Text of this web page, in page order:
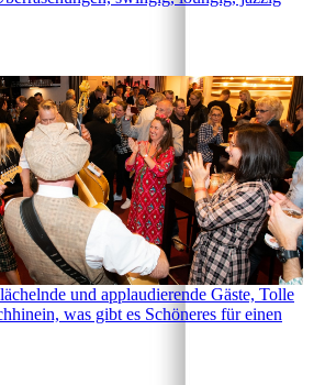
und applaudierende Gäste, Tolle
was gibt es Schöneres für einen